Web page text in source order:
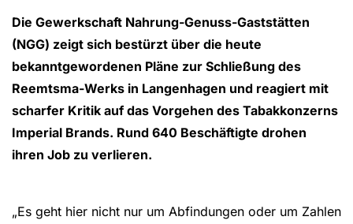
Die Gewerkschaft Nahrung-Genuss-Gaststätten
(NGG) zeigt sich bestürzt über die heute
bekanntgewordenen Pläne zur Schließung des
Reemtsma-Werks in Langenhagen und reagiert mit
scharfer Kritik auf das Vorgehen des Tabakkonzerns
Imperial Brands. Rund 640 Beschäftigte drohen
ihren Job zu verlieren.
„Es geht hier nicht nur um Abfindungen oder um Zahlen